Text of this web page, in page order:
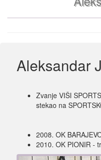
Aleksandar
Zvanje VIŠI
stekao na
2008. OK
2010. OK PIONIR -